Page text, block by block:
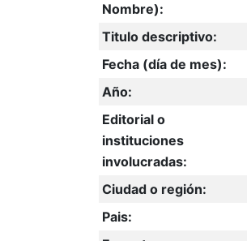
Nombre):
Titulo descriptivo:
Fecha (día de mes):
Año:
Editorial o
instituciones
involucradas:
Ciudad o región:
Pais: